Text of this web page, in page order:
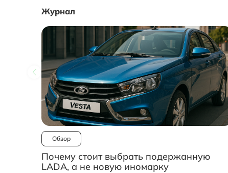
Журнал
Обзор
Почему стоит выбрать подержанную
LADA, а не новую иномарку